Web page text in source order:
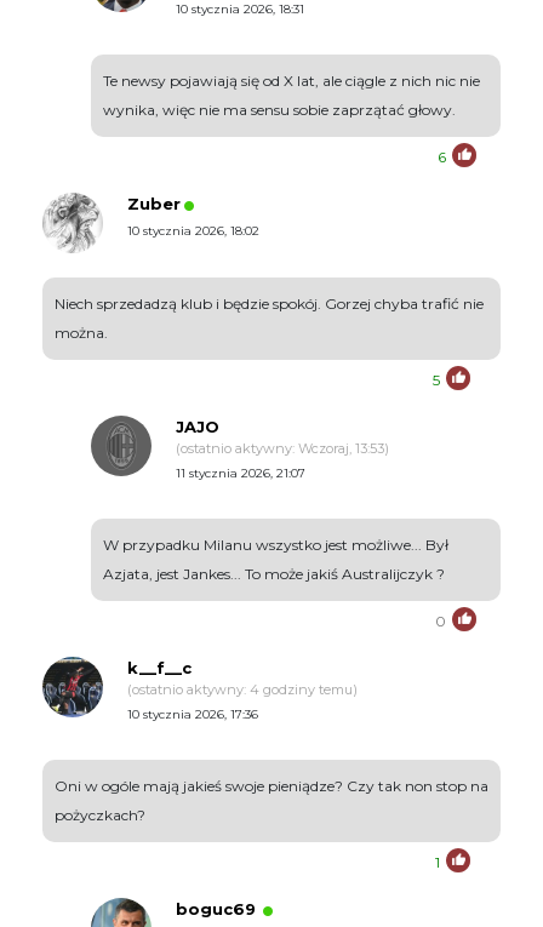
10 stycznia 2026, 18:31
Te newsy pojawiają się od X lat, ale ciągle z nich nic nie
wynika, więc nie ma sensu sobie zaprzątać głowy.
6
Zuber
10 stycznia 2026, 18:02
Niech sprzedadzą klub i będzie spokój. Gorzej chyba trafić nie
można.
5
JAJO
(ostatnio aktywny: Wczoraj, 13:53)
11 stycznia 2026, 21:07
W przypadku Milanu wszystko jest możliwe... Był
Azjata, jest Jankes... To może jakiś Australijczyk ?
0
k__f__c
(ostatnio aktywny: 4 godziny temu)
10 stycznia 2026, 17:36
Oni w ogóle mają jakieś swoje pieniądze? Czy tak non stop na
pożyczkach?
1
boguc69